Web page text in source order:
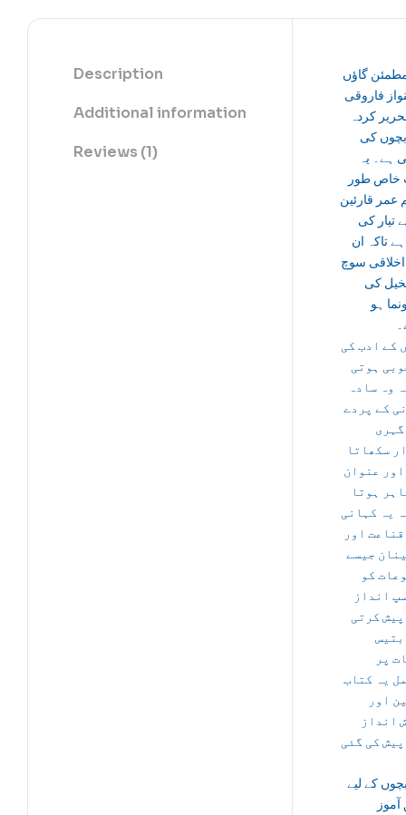
Description
Additional information
Reviews (1)
گاؤں
فاروقی
کردہ
کی
ہے۔ یہ
خاص طور
عمر قارئین
تیار کی
تاکہ ان
سوچ
کی
ہو
کے ادب کی
ہوتی
وہ سادہ
کے پردے
سکھاتا
عنوان
ہوتا
یہ کہانی
اور
جیسے
کو
انداز
کرتی
پر
یہ کتاب
اور
انداز
کی گئی
کے لیے